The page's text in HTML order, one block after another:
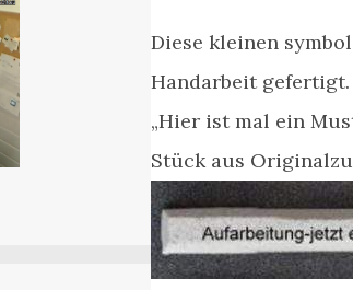
Diese kleinen
Handarbeit gefertigt.
„Hier ist mal ein
Stück aus